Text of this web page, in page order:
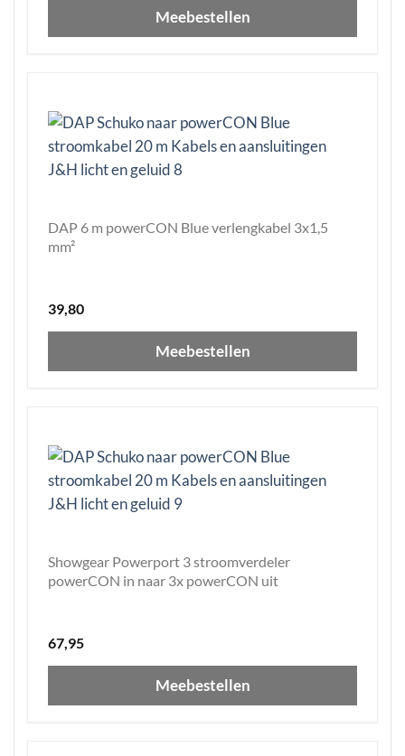
Meebestellen
DAP 6 m powerCON Blue verlengkabel 3x1,5
mm²
39,80
Meebestellen
Showgear Powerport 3 stroomverdeler
powerCON in naar 3x powerCON uit
67,95
Meebestellen